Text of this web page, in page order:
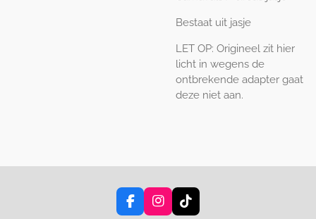
Bestaat uit jasje
LET OP: Origineel zit hier
licht in wegens de
ontbrekende adapter gaat
deze niet aan.
F
I
T